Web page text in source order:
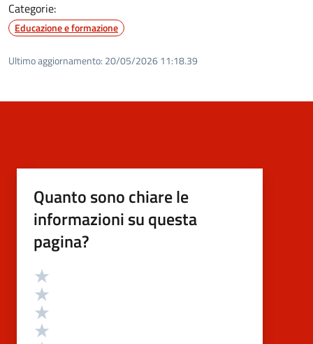
Categorie:
Educazione e formazione
Ultimo aggiornamento: 20/05/2026 11:18.39
Quanto sono chiare le
informazioni su questa
pagina?
Valutazione